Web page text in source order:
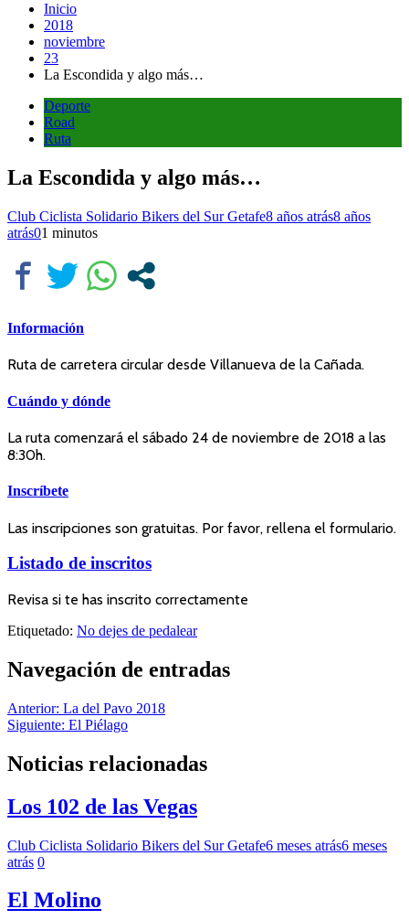
Inicio
2018
noviembre
23
La Escondida y algo más…
Deporte
Road
Ruta
La Escondida y algo más…
Club Ciclista Solidario Bikers del Sur Getafe8 años atrás8 años
atrás01 minutos
Información
Ruta de carretera circular desde Villanueva de la Cañada.
Cuándo y dónde
La ruta comenzará el sábado 24 de noviembre de 2018 a las
8:30h.
Inscríbete
Las inscripciones son gratuitas. Por favor, rellena el formulario.
Listado de inscritos
Revisa si te has inscrito correctamente
Etiquetado: No dejes de pedalear
Navegación de entradas
Anterior: La del Pavo 2018
Siguiente: El Piélago
Noticias relacionadas
Los 102 de las Vegas
Club Ciclista Solidario Bikers del Sur Getafe6 meses atrás6 meses
atrás 0
El Molino